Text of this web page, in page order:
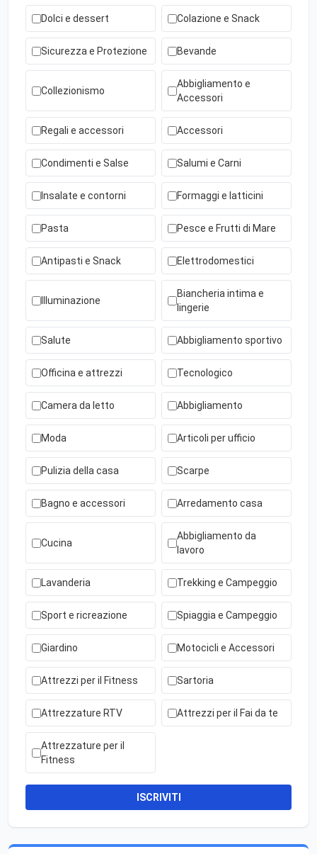
Dolci e dessert Colazione e Snack
Sicurezza e Protezione Bevande
Collezionismo
Abbigliamento e
Accessori
Regali e accessori Accessori
Condimenti e Salse Salumi e Carni
Insalate e contorni Formaggi e latticini
Pasta Pesce e Frutti di Mare
Antipasti e Snack Elettrodomestici
Illuminazione
Biancheria intima e
lingerie
Salute Abbigliamento sportivo
Officina e attrezzi Tecnologico
Camera da letto Abbigliamento
Moda Articoli per ufficio
Pulizia della casa Scarpe
Bagno e accessori Arredamento casa
Cucina
Abbigliamento da
lavoro
Lavanderia Trekking e Campeggio
Sport e ricreazione Spiaggia e Campeggio
Giardino Motocicli e Accessori
Attrezzi per il Fitness Sartoria
Attrezzature RTV Attrezzi per il Fai da te
Attrezzature per il
Fitness
ISCRIVITI